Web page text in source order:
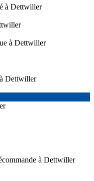
à Dettwiller
à Dettwiller
Dettwiller
à Dettwiller